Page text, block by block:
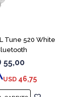
Tune 520 White
55,00
USD 46,75